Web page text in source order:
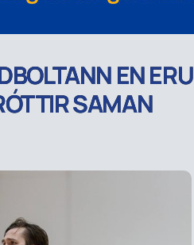
EN ERU
SAMAN